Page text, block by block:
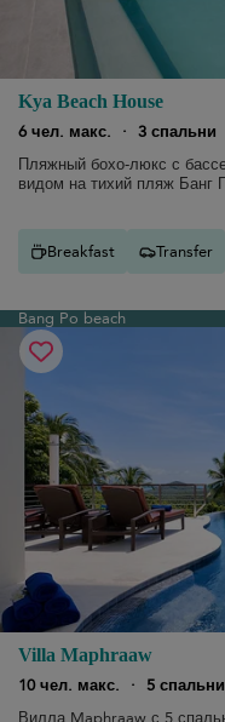
Kya Beach House
6 чел. макс.
· 3 спальни
Пляжный бохо-люкс с
видом на тихий пляж Банг
Breakfast Transfer
Bang Po beach
Villa Maphraaw
10 чел. макс.
· 5 спальни